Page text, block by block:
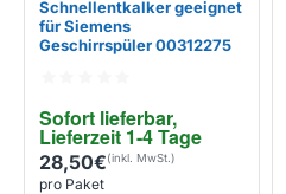
Sofort lieferbar,
Lieferzeit 1-4 Tage
Schnellentkalker geeignet
für Siemens
Geschirrspüler 00312275
28,50€
pro Paket